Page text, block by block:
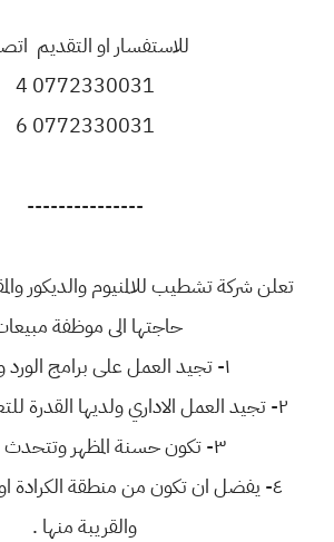
للاستفسار او التقديم
0772330031 4
0772330031 6
---------------
تعلن شركة تشطيب للالمنيوم والديكور
حاجتها الى موظفة
١- تجيد العمل على برامج الورد والاكسل
٢- تجيد العمل الاداري ولديها القدرة للتعامل مع الزبائن
٣- تكون حسنة المظهر وتتحدث بالباقة
٤- يفضل ان تكون من منطقة الكرادة او
والقريبة منها .